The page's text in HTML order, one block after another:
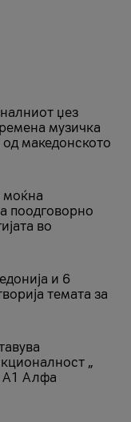
џез
музичка
македонското
моќна
поодговорно
во
и 6
темата за
„
А1 Алфа